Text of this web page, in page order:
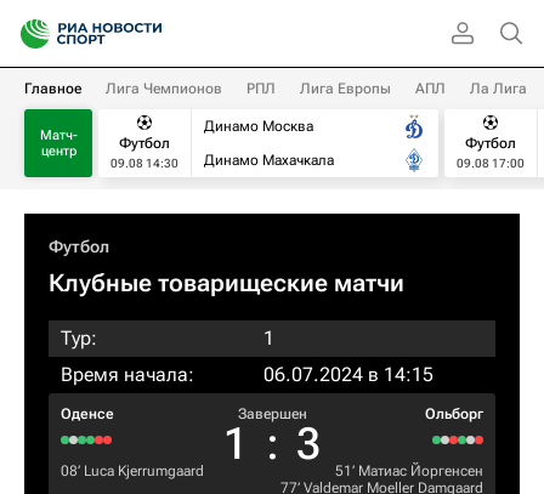
Главное Лига Чемпионов РПЛ Лига Европы АПЛ Ла Лига
Матч-
центр
Футбол
09.08 14:30
Динамо Москва
Динамо Махачкала
Футбол
09.08 17:00
Футбол
Клубные товарищеские матчи
Тур:
1
Время начала:
06.07.2024 в 14:15
Оденсе Завершен
1 : 3
Ольборг
08‎’‎ Luca Kjerrumgaard 51‎’‎ Матиас Йоргенсен
77‎’‎ Valdemar Moeller Damgaard